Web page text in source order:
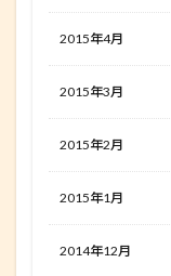
2015年4月
2015年3月
2015年2月
2015年1月
2014年12月